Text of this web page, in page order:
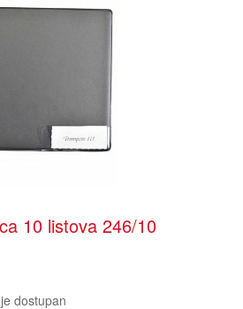
10 listova 246/10
dostupan